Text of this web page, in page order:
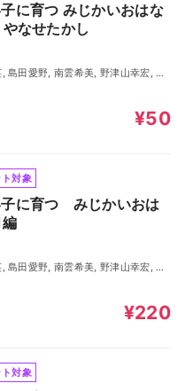
に育つ みじかいおはな
なせたかし
徹也（歌・演奏）
¥50
対象
に育つ みじかいおは
徹也（歌・演奏）
¥220
対象